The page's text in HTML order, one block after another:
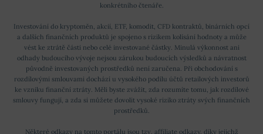
konkrétního čtenáře.
Investování do kryptoměn, akcií, ETF, komodit, CFD kontraktů, binárních opcí
a dalších finančních produktů je spojeno s rizikem kolísání hodnoty a může
vést ke ztrátě části nebo celé investované částky. Minulá výkonnost ani
odhady budoucího vývoje nejsou zárukou budoucích výsledků a návratnost
původně investovaných prostředků není zaručena. Při obchodování s
rozdílovými smlouvami dochází u vysokého podílu účtů retailových investorů
ke vzniku finanční ztráty. Měli byste zvážit, zda rozumíte tomu, jak rozdílové
smlouvy fungují, a zda si můžete dovolit vysoké riziko ztráty svých finančních
prostředků.
Některé odkazy na tomto portálu jsou tzv. affiliate odkazy, díky jejichž